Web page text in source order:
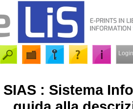
Login
SIAS : Sistema